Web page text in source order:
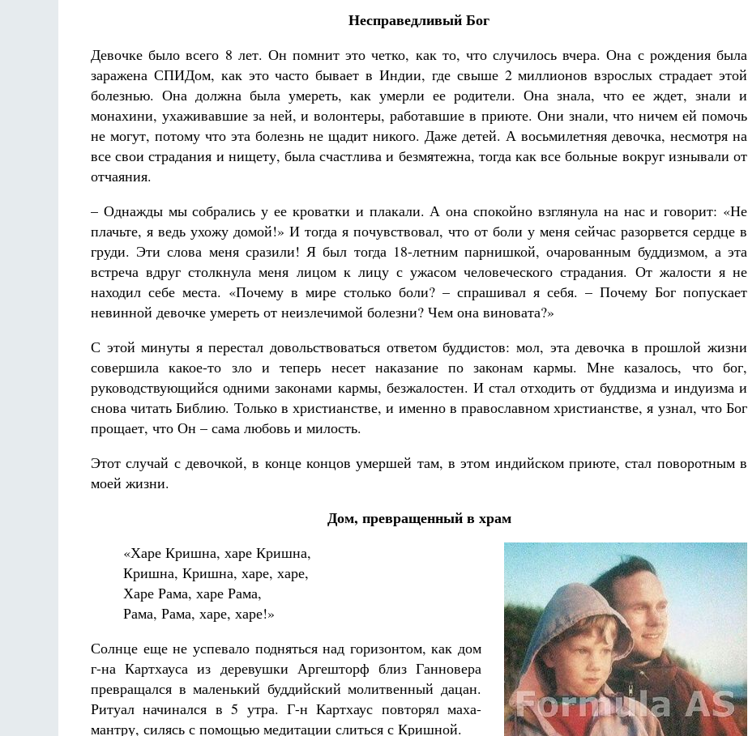
Несправедливый Бог
Девочке было всего 8 лет. Он помнит это четко, как то, что случилось вчера. Она с рождения была
заражена СПИДом, как это часто бывает в Индии, где свыше 2 миллионов взрослых страдает этой
болезнью. Она должна была умереть, как умерли ее родители. Она знала, что ее ждет, знали и
монахини, ухаживавшие за ней, и волонтеры, работавшие в приюте. Они знали, что ничем ей помочь
не могут, потому что эта болезнь не щадит никого. Даже детей. А восьмилетняя девочка, несмотря на
все свои страдания и нищету, была счастлива и безмятежна, тогда как все больные вокруг изнывали от
отчаяния.
– Однажды мы собрались у ее кроватки и плакали. А она спокойно взглянула на нас и говорит: «Не
плачьте, я ведь ухожу домой!» И тогда я почувствовал, что от боли у меня сейчас разорвется сердце в
груди. Эти слова меня сразили! Я был тогда 18-летним парнишкой, очарованным буддизмом, а эта
встреча вдруг столкнула меня лицом к лицу с ужасом человеческого страдания. От жалости я не
находил себе места. «Почему в мире столько боли? – спрашивал я себя. – Почему Бог попускает
невинной девочке умереть от неизлечимой болезни? Чем она виновата?»
С этой минуты я перестал довольствоваться ответом буддистов: мол, эта девочка в прошлой жизни
совершила какое-то зло и теперь несет наказание по законам кармы. Мне казалось, что бог,
руководствующийся одними законами кармы, безжалостен. И стал отходить от буддизма и индуизма и
снова читать Библию. Только в христианстве, и именно в православном христианстве, я узнал, что Бог
прощает, что Он – сама любовь и милость.
Этот случай с девочкой, в конце концов умершей там, в этом индийском приюте, стал поворотным в
моей жизни.
Дом, превращенный в храм
«Харе Кришна, харе Кришна,
Кришна, Кришна, харе, харе,
Харе Рама, харе Рама,
Рама, Рама, харе, харе!»
Солнце еще не успевало подняться над горизонтом, как дом
г-на Картхауса из деревушки Аргешторф близ Ганновера
превращался в маленький буддийский молитвенный дацан.
Ритуал начинался в 5 утра. Г-н Картхаус повторял маха-
мантру, силясь с помощью медитации слиться с Кришной.